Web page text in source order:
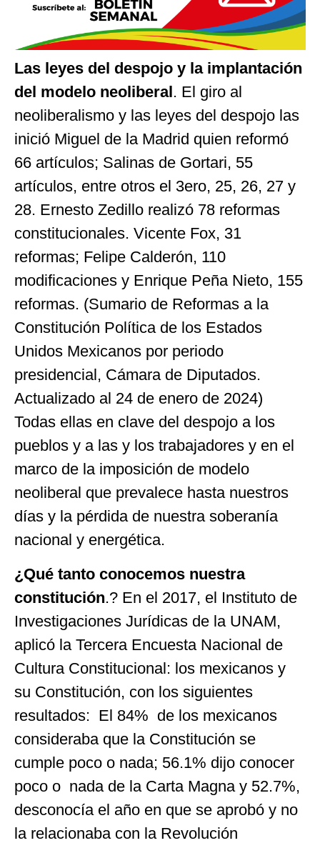
Las leyes del despojo y la implantación
del modelo neoliberal . El giro al
neoliberalismo y las leyes del despojo las
inició Miguel de la Madrid quien reformó
66 artículos; Salinas de Gortari, 55
artículos, entre otros el 3ero, 25, 26, 27 y
28. Ernesto Zedillo realizó 78 reformas
constitucionales. Vicente Fox, 31
reformas; Felipe Calderón, 110
modificaciones y Enrique Peña Nieto, 155
reformas. (Sumario de Reformas a la
Constitución Política de los Estados
Unidos Mexicanos por periodo
presidencial, Cámara de Diputados.
Actualizado al 24 de enero de 2024)
Todas ellas en clave del despojo a los
pueblos y a las y los trabajadores y en el
marco de la imposición de modelo
neoliberal que prevalece hasta nuestros
días y la pérdida de nuestra soberanía
nacional y energética.
¿Qué tanto conocemos nuestra
constitución.? En el 2017, el Instituto de
Investigaciones Jurídicas de la UNAM,
aplicó la Tercera Encuesta Nacional de
Cultura Constitucional: los mexicanos y
su Constitución, con los siguientes
resultados: El 84% de los mexicanos
consideraba que la Constitución se
cumple poco o nada; 56.1% dijo conocer
poco o nada de la Carta Magna y 52.7%,
desconocía el año en que se aprobó y no
la relacionaba con la Revolución